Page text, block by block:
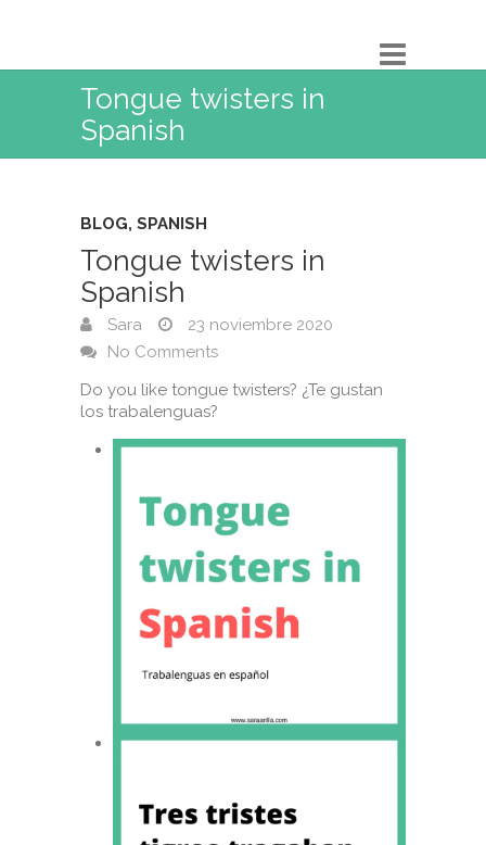
Tongue twisters in
Spanish
BLOG, SPANISH
Tongue twisters in
Spanish
Sara
23 noviembre 2020
No Comments
Do you like tongue twisters? ¿Te gustan
los trabalenguas?